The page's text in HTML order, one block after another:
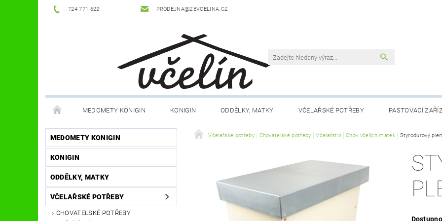
724 771 622 PRODEJNA@ZEVCELINA.CZ
MEDOMETY KONIGIN KONIGIN ODDĚLKY, MATKY VČELAŘSKÉ POTŘEBY PASTOVACÍ
POTŘEBY K ÚLŮM OCHRANNÉ POMŮCKY VČELAŘSKÁ LITERATURA VČELÍ PRODUKTY MEDY
DŮM A ZAHRADA RÁMKY A PŘÍSLUŠENSTVÍ CHOV MATEK
OSTATNÍ POMŮCKY NOVINKY NAPIŠTE NÁM OBCHODNÍ PODMÍNKY
MEDOMETY KONIGIN
KONIGIN
ODDĚLKY, MATKY
VČELAŘSKÉ POTŘEBY
CHOVATELSKÉ POTŘEBY
Včelařské potřeby Chovatelské potřeby Včelařství Chov včelích matek Styrodurový